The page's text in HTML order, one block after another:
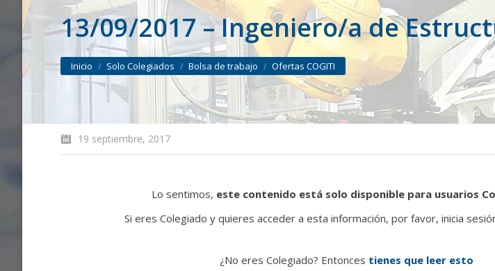
13/09/2017 – Ingeniero/a de
You are here:
Inicio Solo Colegiados Bolsa de trabajo Ofertas COGITI
19 septiembre, 2017
Lo sentimos, este contenido está solo disponible para usuarios
Si eres Colegiado y quieres acceder a esta información, por favor, inicia
¿No eres Colegiado? Entonces tienes que leer esto